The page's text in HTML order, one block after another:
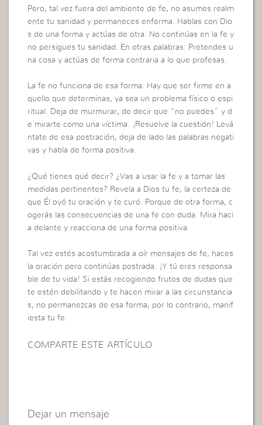
Pero, tal vez fuera del ambiente de fe, no asumes realm
ente tu sanidad y permaneces enferma. Hablas con Dio
s de una forma y actúas de otra. No continúas en la fe y
no persigues tu sanidad. En otras palabras: Pretendes u
na cosa y actúas de forma contraria a lo que profesas.
La fe no funciona de esa forma. Hay que ser firme en a
quello que determinas, ya sea un problema físico o espi
ritual. Deja de murmurar, de decir que “no puedes” y d
e mirarte como una víctima. ¡Resuelve la cuestión! Levá
ntate de esa postración, deja de lado las palabras negati
vas y habla de forma positiva.
¿Qué tienes qué decir? ¿Vas a usar la fe y a tomar las
medidas pertinentes? Revela a Dios tu fe, la certeza de
que Él oyó tu oración y te curó. Porque de otra forma, c
ogerás las consecuencias de una fe con duda. Mira haci
a delante y reacciona de una forma positiva.
Tal vez estés acostumbrada a oír mensajes de fe, haces
la oración pero continúas postrada. ¡Y tú eres responsa
ble de tu vida! Si estás recogiendo frutos de dudas que
te estén debilitando y te hacen mirar a las circunstancia
s, no permanezcas de esa forma, por lo contrario, manif
iesta tu fe.
COMPARTE ESTE ARTÍCULO
Dejar un mensaje